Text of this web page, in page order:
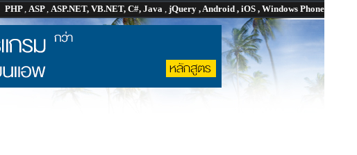
PHP, ASP, ASP.NET, VB.NET, C#, Java , jQuery , Android , iOS , Windows Phone